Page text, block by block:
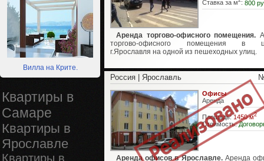
Вилла на Крите.
Квартиры в
Самаре
Квартиры в
Ярославле
Квартиры в
Ставка за м : 800
Аренда торгово-офисного помещения.
торгово-офисного помещения в
г.Ярославля на одной из пешеходных улиц.
Россия | Ярославль
Офисы
Аренда
Площадь:1450 м2
Стоимость:
Аренда офисов в Ярославле.Аренда